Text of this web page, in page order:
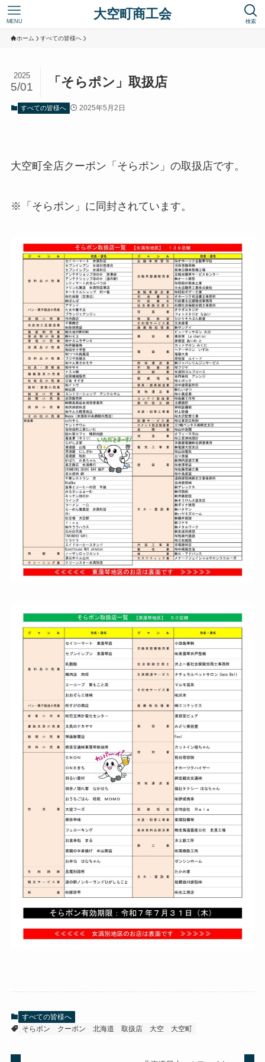
大空町商工会 検索
MENU
ホーム すべての皆様へ
「そらポン」取扱店
2025
5/01
すべての皆様へ 2025年5月2日
大空町全店クーポン「そらポン」の取扱店です。
※「そらポン」に同封されています。
すべての皆様へ
そらポン
クーポン 北海道 取扱店 大空 大空町